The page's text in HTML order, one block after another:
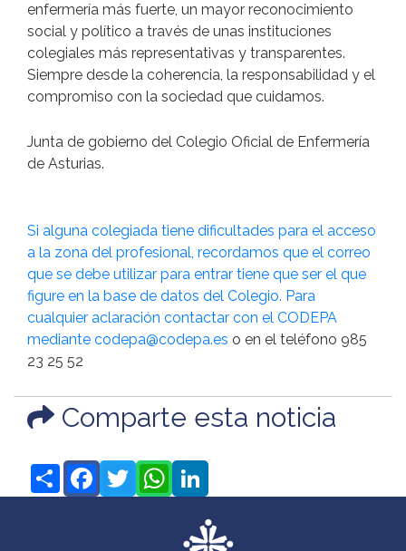
enfermería más fuerte, un mayor reconocimiento
social y político a través de unas instituciones
colegiales más representativas y transparentes.
Siempre desde la coherencia, la responsabilidad y el
compromiso con la sociedad que cuidamos.
Junta de gobierno del Colegio Oficial de Enfermería
de Asturias.
Si alguna colegiada tiene dificultades para el acceso
a la zona del profesional, recordamos que el correo
que se debe utilizar para entrar tiene que ser el que
figure en la base de datos del Colegio. Para
cualquier aclaración contactar con el CODEPA
mediante codepa@codepa.es o en el teléfono 985
23 25 52
Comparte esta noticia
ShareFacebook
TwitterWhatsApp
LinkedIn